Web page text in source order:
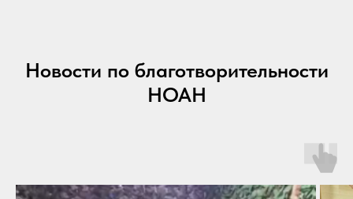
Новости по благотворительности
НОАН